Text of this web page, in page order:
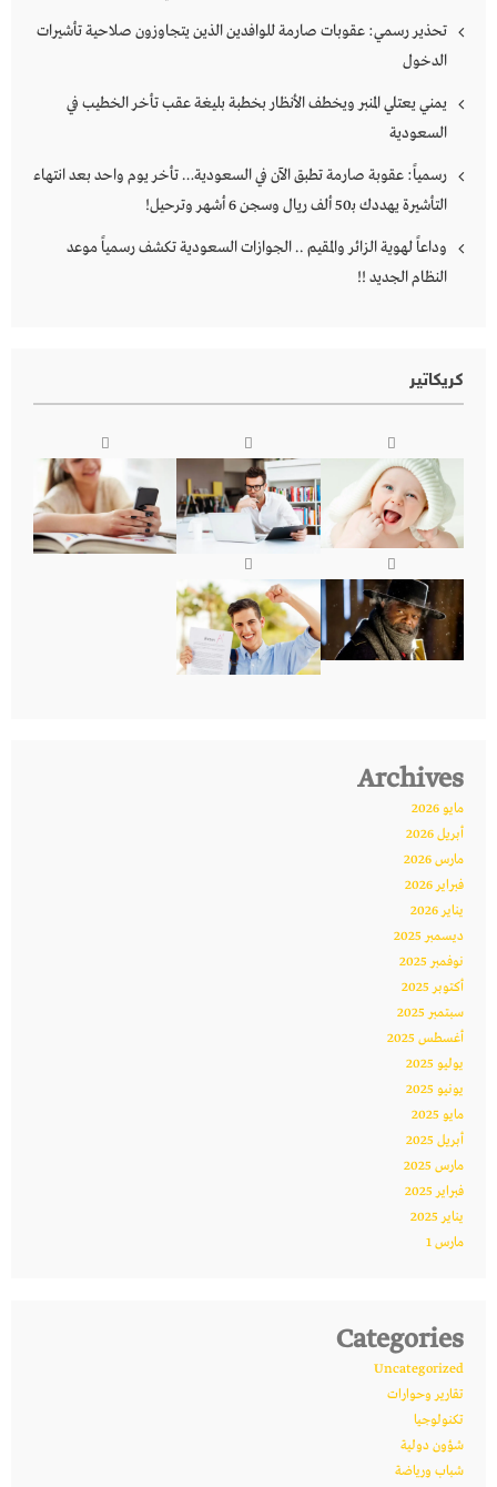
تحذير رسمي: عقوبات صارمة للوافدين الذين يتجاوزون صلاحية تأشيرات
الدخول
يمني يعتلي المنبر ويخطف الأنظار بخطبة بليغة عقب تأخر الخطيب في
السعودية
رسمياً: عقوبة صارمة تطبق الآن في السعودية… تأخر يوم واحد بعد انتهاء
التأشيرة يهددك بـ50 ألف ريال وسجن 6 أشهر وترحيل!
وداعاً لهوية الزائر والمقيم .. الجوازات السعودية تكشف رسمياً موعد
النظام الجديد !!
كريكاتير
Archives
مايو 2026
أبريل 2026
مارس 2026
فبراير 2026
يناير 2026
ديسمبر 2025
نوفمبر 2025
أكتوبر 2025
سبتمبر 2025
أغسطس 2025
يوليو 2025
يونيو 2025
مايو 2025
أبريل 2025
مارس 2025
فبراير 2025
يناير 2025
مارس 1
Categories
Uncategorized
تقارير وحوارات
تكنولوجيا
شؤون دولية
شباب ورياضة